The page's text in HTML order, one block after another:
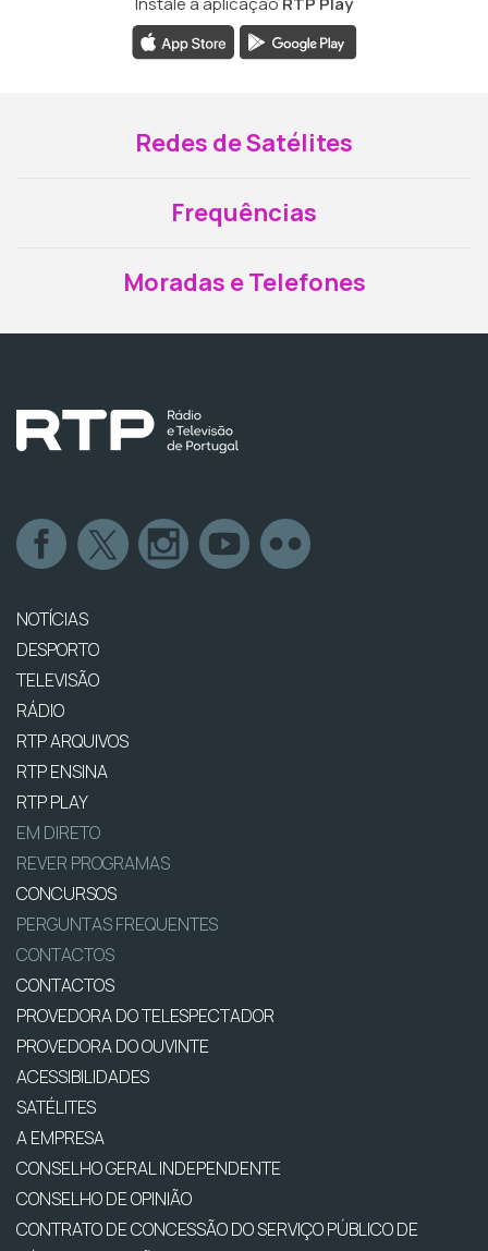
Redes de Satélites
Frequências
Moradas e Telefones
NOTÍCIAS
DESPORTO
TELEVISÃO
RÁDIO
RTP ARQUIVOS
RTP ENSINA
RTP PLAY
EM DIRETO
REVER PROGRAMAS
CONCURSOS
PERGUNTAS FREQUENTES
CONTACTOS
CONTACTOS
PROVEDORA DO TELESPECTADOR
PROVEDORA DO OUVINTE
ACESSIBILIDADES
SATÉLITES
A EMPRESA
CONSELHO GERAL INDEPENDENTE
CONSELHO DE OPINIÃO
CONTRATO DE CONCESSÃO DO SERVIÇO PÚBLICO DE